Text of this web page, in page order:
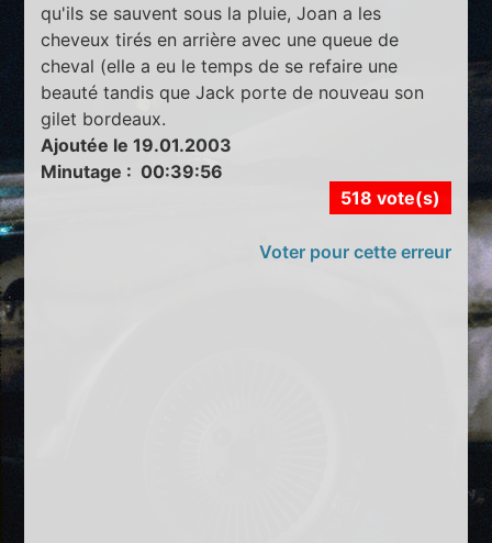
qu'ils se sauvent sous la pluie, Joan a les
cheveux tirés en arrière avec une queue de
cheval (elle a eu le temps de se refaire une
beauté tandis que Jack porte de nouveau son
gilet bordeaux.
Ajoutée le 19.01.2003
Minutage : 00:39:56
518 vote(s)
Voter pour cette erreur